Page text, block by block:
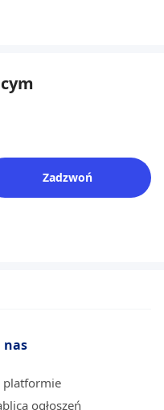
Zadzwoń
nas
platformie
ogłoszeń